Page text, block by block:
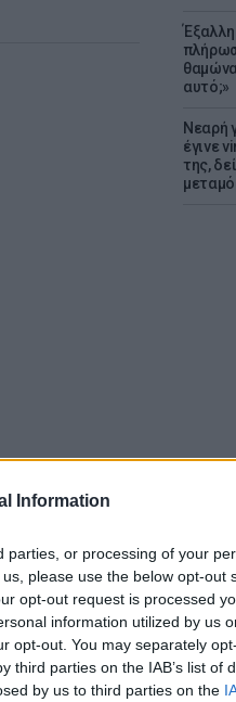
Information
parties, or processing of your
please use the below opt-out
opt-out request is processed
information utilized by us
opt-out. You may separately
third parties on the IAB’s list of
by us to third parties on the
αυτό;»
Νεαρή
έγινε
της,
να
συνέβαινε